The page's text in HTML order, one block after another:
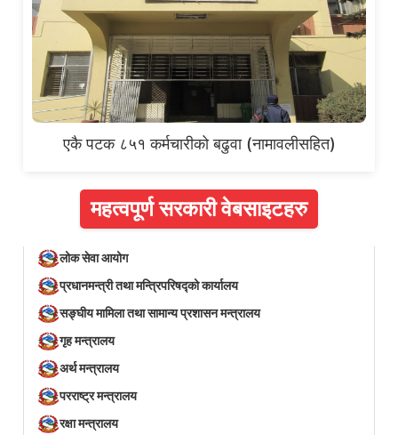
एकै पटक ८५१ कर्मचारीको बढुवा (नामावलीसहित)
महत्वपूर्ण सरकारी वेबसाइटहरु
लोक सेवा आयोग
प्रधानमन्त्री तथा मन्त्रिपरिषद्को कार्यालय
सङ्घीय मामिला तथा सामान्य प्रशासन मन्त्रालय
गृह मन्त्रालय
अर्थ मन्त्रालय
परराष्ट्र मन्त्रालय
रक्षा मन्त्रालय